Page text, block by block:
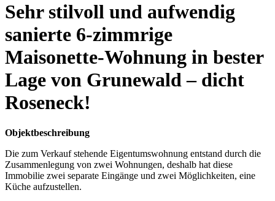
Sehr stilvoll und aufwendig
sanierte 6-zimmrige
Maisonette-Wohnung in bester
Lage von Grunewald – dicht
Roseneck!
Objektbeschreibung
Die zum Verkauf stehende Eigentumswohnung entstand durch die
Zusammenlegung von zwei Wohnungen, deshalb hat diese
Immobilie zwei separate Eingänge und zwei Möglichkeiten, eine
Küche aufzustellen.